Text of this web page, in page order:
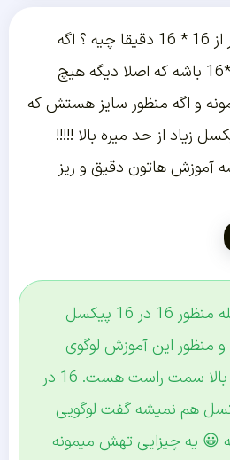
سلام منظور از 16 * 16 دقیقا چیه ؟ اگه
پیکسل 16*16 باشه که اصلا دیگه هیچ
و اگه منظور سایز هستش که
زیاد از حد میره بالا !!!!!
هاتون دقیق و ریز
سلام بله منظور 16 در 16 پیکسل
این آموزش لوگوی
کوچک بالا سمت راست هست. 16 در
هم نمیشه گفت لوگویی
😀 یه چیزایی تهش میمونه